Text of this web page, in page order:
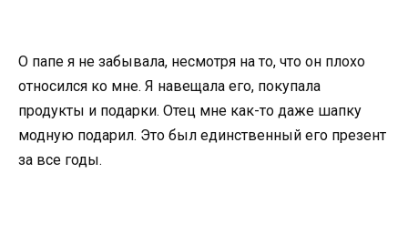
О папе я не забывала, несмотря на то, что он плохо
относился ко мне. Я навещала его, покупала
продукты и подарки. Отец мне как-то даже шапку
модную подарил. Это был единственный его презент
за все годы.